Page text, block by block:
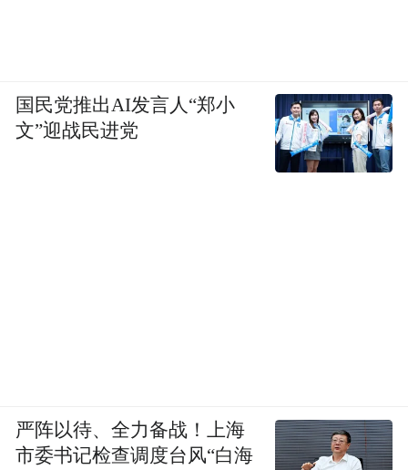
国民党推出AI发言人“郑小
文”迎战民进党
严阵以待、全力备战！上海
市委书记检查调度台风“白海